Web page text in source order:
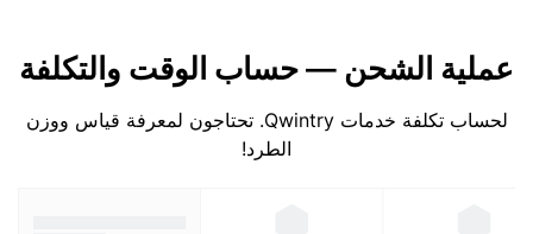
عملية الشحن — حساب الوقت والتكلفة
لحساب تكلفة خدمات Qwintry. تحتاجون لمعرفة قياس ووزن
الطرد!